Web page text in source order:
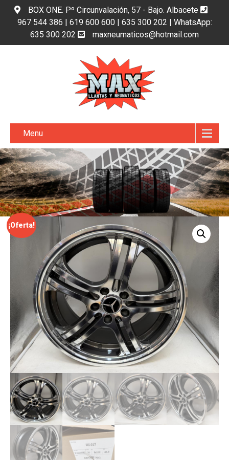
BOX ONE. Pº Circunvalación, 57 - Bajo. Albacete
967 544 386 | 619 600 600 | 635 300 202 | WhatsApp:
635 300 202
maxneumaticos@hotmail.com
Menu
¡Oferta!